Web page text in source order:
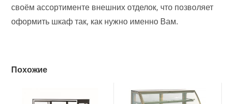
своём ассортименте внешних отделок, что позволяет
оформить шкаф так, как нужно именно Вам.
Похожие